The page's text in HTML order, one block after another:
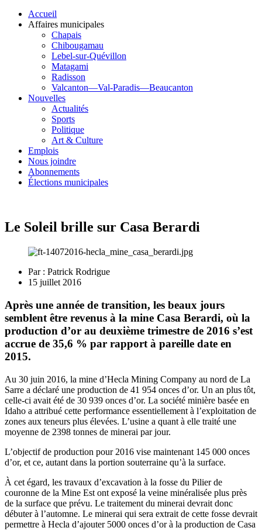
Accueil
Affaires municipales
Chapais
Chibougamau
Lebel-sur-Quévillon
Matagami
Radisson
Valcanton—Val-Paradis—Beaucanton
Nouvelles
Actualités
Sports
Politique
Art & Culture
Emplois
Nous joindre
Abonnements
Élections municipales
Le Soleil brille sur Casa Berardi
Par : Patrick Rodrigue
15 juillet 2016
Après une année de transition, les beaux jours
semblent être revenus à la mine Casa Berardi, où la
production d’or au deuxième trimestre de 2016 s’est
accrue de 35,6 % par rapport à pareille date en
2015.
Au 30 juin 2016, la mine d’Hecla Mining Company au nord de La
Sarre a déclaré une production de 41 954 onces d’or. Un an plus tôt,
celle-ci avait été de 30 939 onces d’or. La société minière basée en
Idaho a attribué cette performance essentiellement à l’exploitation de
zones aux teneurs plus élevées. L’usine a quant à elle traité une
moyenne de 2398 tonnes de minerai par jour.
L’objectif de production pour 2016 vise maintenant 145 000 onces
d’or, et ce, autant dans la portion souterraine qu’à la surface.
À cet égard, les travaux d’excavation à la fosse du Pilier de
couronne de la Mine Est ont exposé la veine minéralisée plus près
de la surface que prévu. Le traitement du minerai devrait donc
débuter à l’automne. Le minerai qui sera extrait de cette fosse devrait
permettre à Hecla d’ajouter 5000 onces d’or à la production de Casa